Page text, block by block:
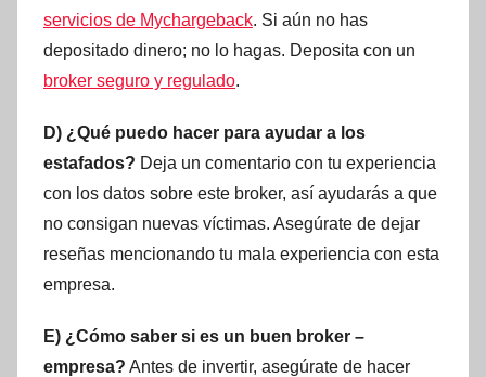
servicios de Mychargeback. Si aún no has
depositado dinero; no lo hagas. Deposita con un
broker seguro y regulado.
D) ¿Qué puedo hacer para ayudar a los
estafados? Deja un comentario con tu experiencia
con los datos sobre este broker, así ayudarás a que
no consigan nuevas víctimas. Asegúrate de dejar
reseñas mencionando tu mala experiencia con esta
empresa.
E) ¿Cómo saber si es un buen broker –
empresa? Antes de invertir, asegúrate de hacer